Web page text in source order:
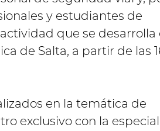
y estudiantes de
que se desarrolla
de Salta, a partir de las
en la temática de
exclusivo con la